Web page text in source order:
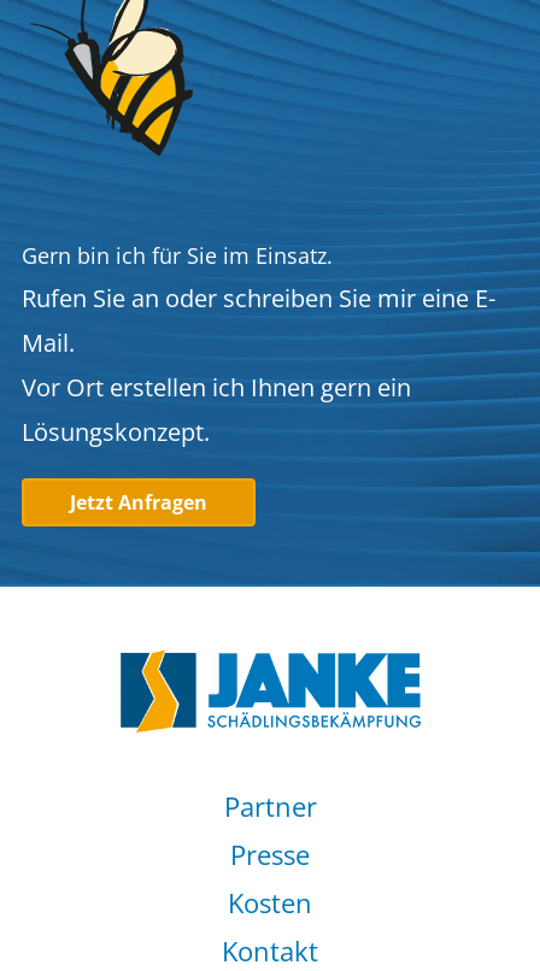
Gern bin ich für Sie im Einsatz.
Rufen Sie an oder schreiben Sie mir eine E-
Mail.
Vor Ort erstellen ich Ihnen gern ein
Lösungskonzept.
Jetzt Anfragen
Partner
Presse
Kosten
Kontakt